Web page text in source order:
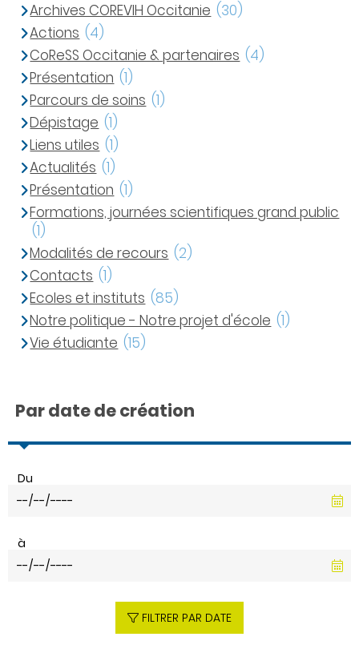
Archives COREVIH Occitanie (30)
Actions (4)
CoReSS Occitanie & partenaires (4)
Présentation (1)
Parcours de soins (1)
Dépistage (1)
Liens utiles (1)
Actualités (1)
Présentation (1)
Formations, journées scientifiques grand public
(1)
Modalités de recours (2)
Contacts (1)
Ecoles et instituts (85)
Notre politique - Notre projet d'école (1)
Vie étudiante (15)
Par date de création
Du
à
FILTRER PAR DATE